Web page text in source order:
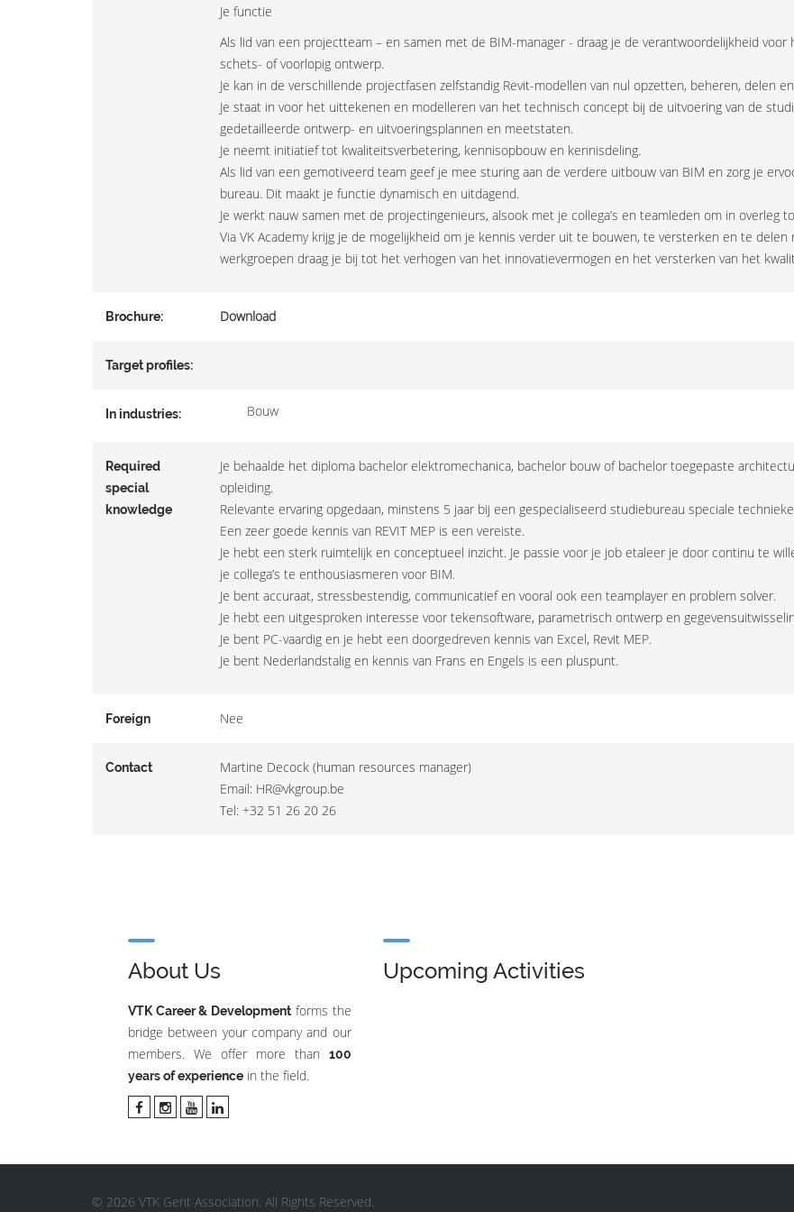
Je functie
Als lid van een projectteam – en samen met de BIM-manager - draag je de verantwoordelijkheid
schets- of voorlopig ontwerp.
Je kan in de verschillende projectfasen zelfstandig Revit-modellen van nul opzetten, beheren, delen
Je staat in voor het uittekenen en modelleren van het technisch concept bij de uitvoering van de
gedetailleerde ontwerp- en uitvoeringsplannen en meetstaten.
Je neemt initiatief tot kwaliteitsverbetering, kennisopbouw en kennisdeling.
Als lid van een gemotiveerd team geef je mee sturing aan de verdere uitbouw van BIM en zorg je
bureau. Dit maakt je functie dynamisch en uitdagend.
Je werkt nauw samen met de projectingenieurs, alsook met je collega’s en teamleden om in
Via VK Academy krijg je de mogelijkheid om je kennis verder uit te bouwen, te versterken en te delen
werkgroepen draag je bij tot het verhogen van het innovatievermogen en het versterken van het
Brochure: Download
Target profiles:
In industries: Bouw
Required
special
knowledge
Je behaalde het diploma bachelor elektromechanica, bachelor bouw of bachelor toegepaste
opleiding.
Relevante ervaring opgedaan, minstens 5 jaar bij een gespecialiseerd studiebureau speciale
Een zeer goede kennis van REVIT MEP is een vereiste.
Je hebt een sterk ruimtelijk en conceptueel inzicht. Je passie voor je job etaleer je door continu te
je collega’s te enthousiasmeren voor BIM.
Je bent accuraat, stressbestendig, communicatief en vooral ook een teamplayer en problem solver.
Je hebt een uitgesproken interesse voor tekensoftware, parametrisch ontwerp en
Je bent PC-vaardig en je hebt een doorgedreven kennis van Excel, Revit MEP.
Je bent Nederlandstalig en kennis van Frans en Engels is een pluspunt.
Foreign Nee
Contact
Martine Decock (human resources manager)
Email: HR@vkgroup.be
Tel: +32 51 26 20 26
About Us
VTK Career & Development forms the
bridge between your company and our
members. We offer more than
100
years of experience in the field.
Upcoming Activities
© 2026 VTK Gent Association. All Rights Reserved.